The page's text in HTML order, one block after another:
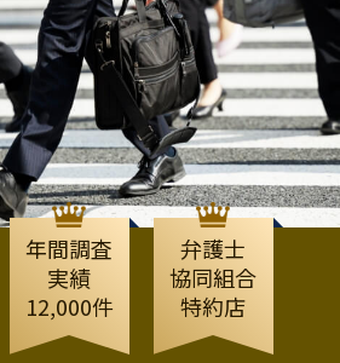
年間調査
実績
12,000件
弁護士
協同組合
特約店